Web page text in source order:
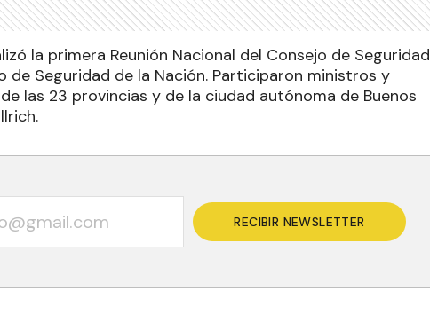
la primera Reunión Nacional del Consejo de Seguridad
de Seguridad de la Nación. Participaron ministros y
las 23 provincias y de la ciudad autónoma de Buenos
RECIBIR NEWSLETTER